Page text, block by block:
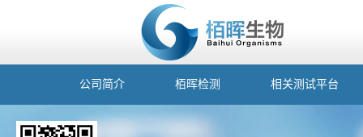
公司简介 栢晖检测 相关测试平台